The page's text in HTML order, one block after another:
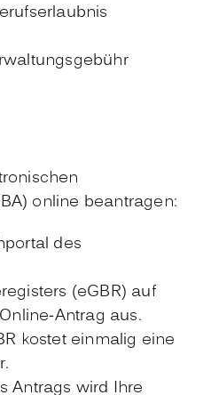
online beantragen:
des
(eGBR) auf
Antrag aus.
kostet einmalig eine
Antrags wird Ihre